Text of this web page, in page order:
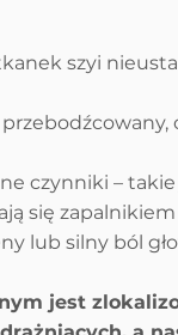
szyi
czynniki –
się
lub silny ból
jest